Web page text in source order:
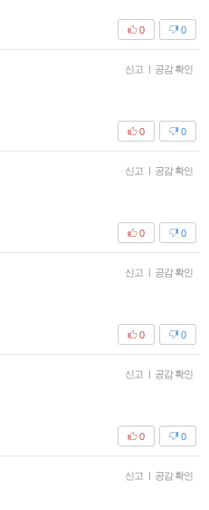
0
0
신고 공감 확인
0
0
신고 공감 확인
0
0
신고 공감 확인
0
0
신고 공감 확인
0
0
신고 공감 확인